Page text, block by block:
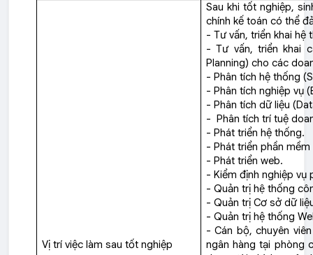
Vị trí việc làm sau tốt nghiệp
Sau khi tốt nghiệp,
chính kế toán có thể
- Tư vấn, triển khai hệ
- Tư vấn, triển khai
Planning) cho các
- Phân tích hệ thống
- Phân tích nghiệp vụ
- Phân tích dữ liệu
- Phân tích trí tuệ
- Phát triển hệ thống.
- Phát triển phần
- Phát triển web.
- Kiểm định nghiệp vụ
- Quản trị hệ thống
- Quản trị Cơ sở dữ
- Quản trị hệ thống
- Cán bộ, chuyên
ngân hàng tại phòng